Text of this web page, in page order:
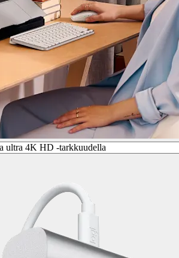
ultra 4K HD -tarkkuudella